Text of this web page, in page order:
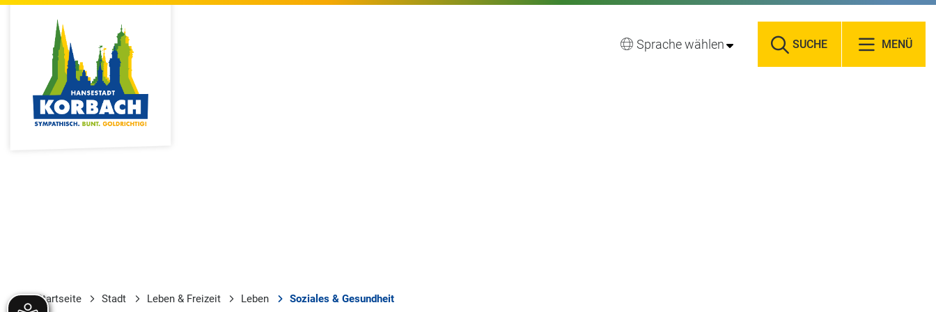
Sprache wählen SUCHE MENÜ
Startseite Stadt Leben & Freizeit Leben Soziales & Gesundheit